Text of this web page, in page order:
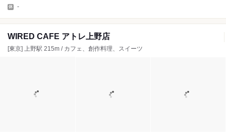
-
WIRED CAFE アトレ上野店
[東京] 上野駅 215m / カフェ、創作料理、スイーツ